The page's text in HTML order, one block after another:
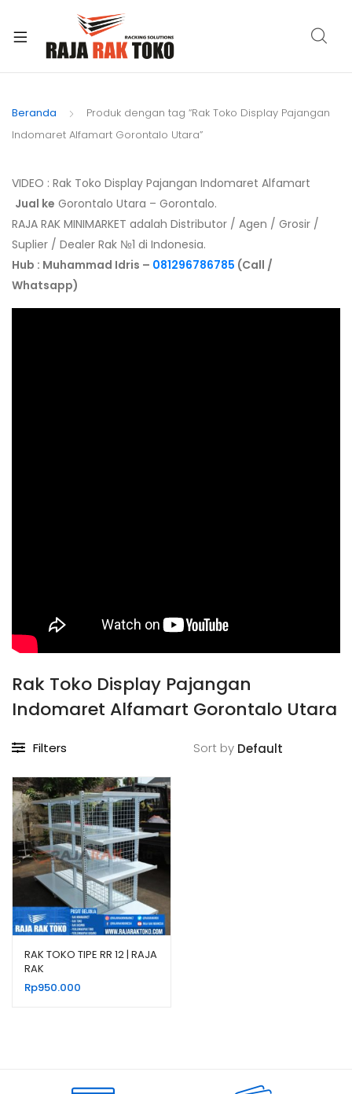
Beranda
Produk dengan tag “Rak Toko Display Pajangan
Indomaret Alfamart Gorontalo Utara”
VIDEO : Rak Toko Display Pajangan Indomaret Alfamart
Jual ke Gorontalo Utara – Gorontalo.
RAJA RAK MINIMARKET adalah Distributor / Agen / Grosir /
Suplier / Dealer Rak №1 di Indonesia.
Hub : Muhammad Idris – 081296786785 (Call /
Whatsapp)
Rak Toko Display Pajangan
Indomaret Alfamart Gorontalo Utara
Filters Sort by
RAK TOKO TIPE RR 12 | RAJA
RAK
Rp950.000